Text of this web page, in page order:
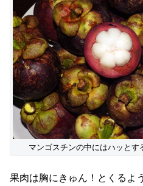
マンゴスチンの中にはハッとす
果肉は胸にきゅん！とくるよ